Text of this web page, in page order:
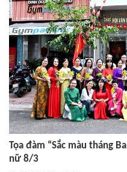
Tọa đàm “Sắc màu tháng
nữ 8/3